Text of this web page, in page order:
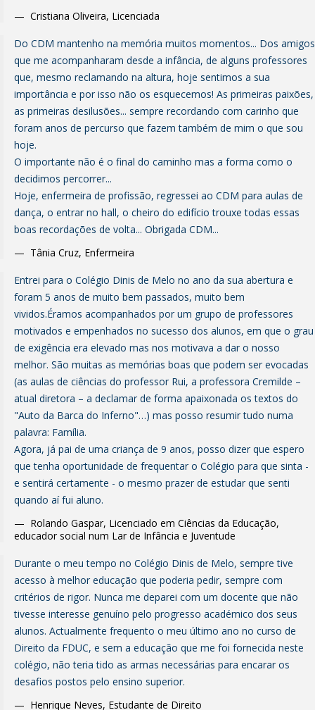
Cristiana Oliveira, Licenciada
Do CDM mantenho na memória muitos momentos... Dos amigos
que me acompanharam desde a infância, de alguns professores
que, mesmo reclamando na altura, hoje sentimos a sua
importância e por isso não os esquecemos! As primeiras paixões,
as primeiras desilusões... sempre recordando com carinho que
foram anos de percurso que fazem também de mim o que sou
hoje.
O importante não é o final do caminho mas a forma como o
decidimos percorrer...
Hoje, enfermeira de profissão, regressei ao CDM para aulas de
dança, o entrar no hall, o cheiro do edifício trouxe todas essas
boas recordações de volta... Obrigada CDM...
Tânia Cruz, Enfermeira
Entrei para o Colégio Dinis de Melo no ano da sua abertura e
foram 5 anos de muito bem passados, muito bem
vividos.Éramos acompanhados por um grupo de professores
motivados e empenhados no sucesso dos alunos, em que o grau
de exigência era elevado mas nos motivava a dar o nosso
melhor. São muitas as memórias boas que podem ser evocadas
(as aulas de ciências do professor Rui, a professora Cremilde –
atual diretora – a declamar de forma apaixonada os textos do
"Auto da Barca do Inferno"…) mas posso resumir tudo numa
palavra: Família.
Agora, já pai de uma criança de 9 anos, posso dizer que espero
que tenha oportunidade de frequentar o Colégio para que sinta -
e sentirá certamente - o mesmo prazer de estudar que senti
quando aí fui aluno.
Rolando Gaspar, Licenciado em Ciências da Educação,
educador social num Lar de Infância e Juventude
Durante o meu tempo no Colégio Dinis de Melo, sempre tive
acesso à melhor educação que poderia pedir, sempre com
critérios de rigor. Nunca me deparei com um docente que não
tivesse interesse genuíno pelo progresso académico dos seus
alunos. Actualmente frequento o meu último ano no curso de
Direito da FDUC, e sem a educação que me foi fornecida neste
colégio, não teria tido as armas necessárias para encarar os
desafios postos pelo ensino superior.
Henrique Neves, Estudante de Direito